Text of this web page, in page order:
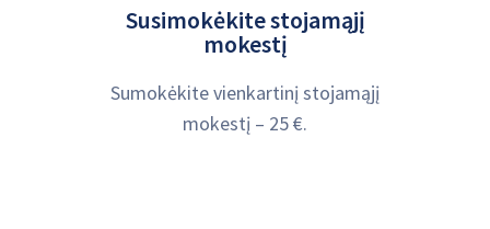
Susimokėkite stojamąjį
mokestį
Sumokėkite vienkartinį stojamąjį
mokestį – 25 €.